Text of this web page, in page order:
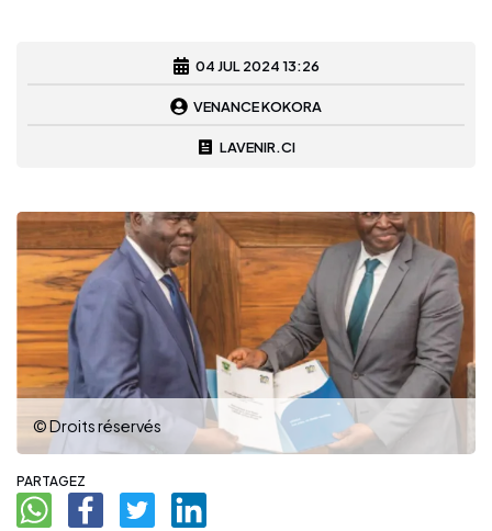
04 JUL 2024 13:26
VENANCE KOKORA
LAVENIR.CI
© Droits réservés
PARTAGEZ